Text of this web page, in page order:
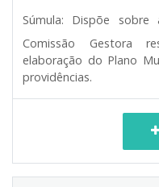
Súmula:
Dispõe sobre
Comissão Gestora
elaboração do Plano
providências.